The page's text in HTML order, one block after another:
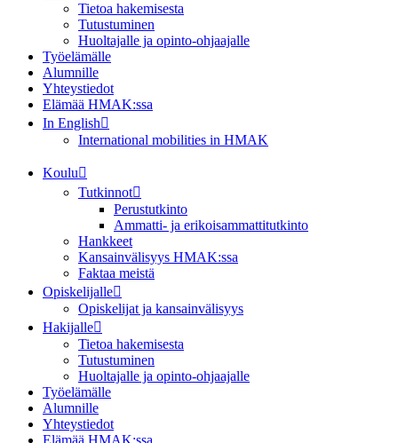
Tietoa hakemisesta
Tutustuminen
Huoltajalle ja opinto-ohjaajalle
Työelämälle
Alumnille
Yhteystiedot
Elämää HMAK:ssa
In English
International mobilities in HMAK
Koulu
Tutkinnot
Perustutkinto
Ammatti- ja erikoisammattitutkinto
Hankkeet
Kansainvälisyys HMAK:ssa
Faktaa meistä
Opiskelijalle
Opiskelijat ja kansainvälisyys
Hakijalle
Tietoa hakemisesta
Tutustuminen
Huoltajalle ja opinto-ohjaajalle
Työelämälle
Alumnille
Yhteystiedot
Elämää HMAK:ssa